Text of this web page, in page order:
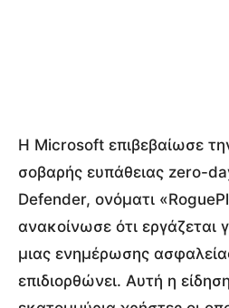
Η Microsoft επιβεβαίωσε
σοβαρής ευπάθειας zero-
Defender, ονόματι
ανακοίνωσε ότι εργάζεται
μιας ενημέρωσης
επιδιορθώνει. Αυτή η